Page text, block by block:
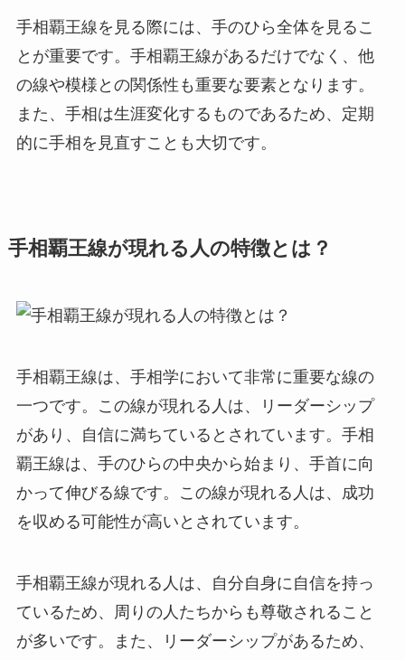
手相覇王線を見る際には、手のひら全体を見るこ
とが重要です。手相覇王線があるだけでなく、他
の線や模様との関係性も重要な要素となります。
また、手相は生涯変化するものであるため、定期
的に手相を見直すことも大切です。
手相覇王線が現れる人の特徴とは？
手相覇王線は、手相学において非常に重要な線の
一つです。この線が現れる人は、リーダーシップ
があり、自信に満ちているとされています。手相
覇王線は、手のひらの中央から始まり、手首に向
かって伸びる線です。この線が現れる人は、成功
を収める可能性が高いとされています。
手相覇王線が現れる人は、自分自身に自信を持っ
ているため、周りの人たちからも尊敬されること
が多いです。また、リーダーシップがあるため、